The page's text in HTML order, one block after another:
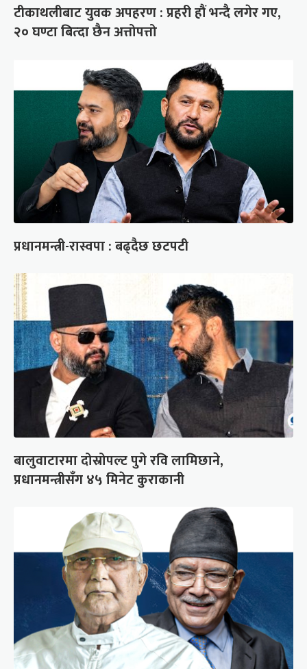
टीकाथलीबाट युवक अपहरण : प्रहरी हौं भन्दै लगेर गए,
२० घण्टा बित्दा छैन अत्तोपत्तो
प्रधानमन्त्री-रास्वपा : बढ्दैछ छटपटी
बालुवाटारमा दोस्रोपल्ट पुगे रवि लामिछाने,
प्रधानमन्त्रीसँग ४५ मिनेट कुराकानी